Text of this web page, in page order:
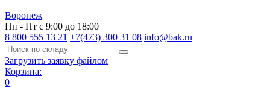
Воронеж
Пн - Пт с 9:00 до 18:00
8 800 555 13 21 +7(473) 300 31 08 info@bak.ru
Загрузить заявку файлом
Корзина:
0